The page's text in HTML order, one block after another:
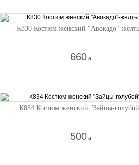
К830 Костюм женский "Авокадо"-
660 a
К834 Костюм женский "Зайцы-
500 a